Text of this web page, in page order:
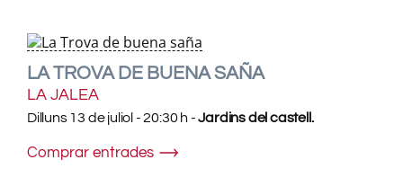
LA TROVA DE BUENA SAÑA
LA JALEA
Dilluns 13 de juliol - 20:30 h -Jardins del castell.
Comprar entrades